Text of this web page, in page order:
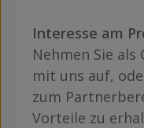
Interesse am
Nehmen Sie
mit uns auf,
zum
Vorteile zu